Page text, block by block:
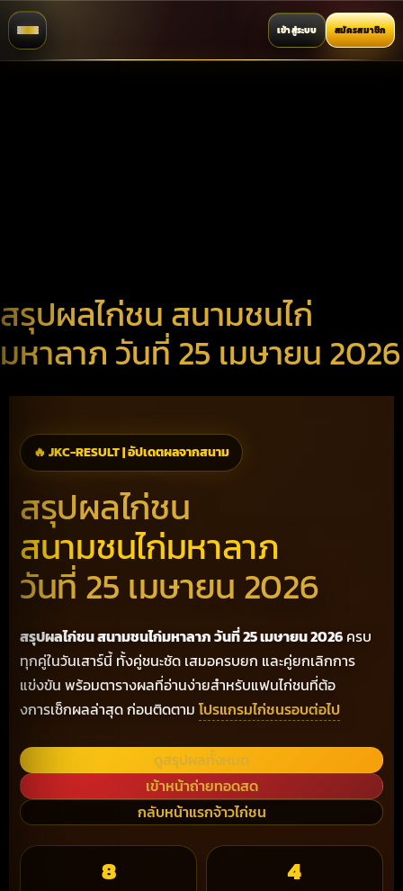
เข้าสู่ระบบ สมัครสมาชิก
สรุปผลไก่ชน สนามชนไก่
มหาลาภ วันที่ 25 เมษายน 2026
🔥 JKC-RESULT | อัปเดตผลจากสนาม
สรุปผลไก่ชน
สนามชนไก่มหาลาภ
วันที่ 25 เมษายน 2026
สรุปผลไก่ชน สนามชนไก่มหาลาภ วันที่ 25 เมษายน 2026 ครบ
ทุกคู่ในวันเสาร์นี้ ทั้งคู่ชนะชัด เสมอครบยก และคู่ยกเลิกการ
แข่งขัน พร้อมตารางผลที่อ่านง่ายสำหรับแฟนไก่ชนที่ต้อ
งการเช็กผลล่าสุด ก่อนติดตามโปรแกรมไก่ชนรอบต่อไป
ดูสรุปผลทั้งหมด
เข้าหน้าถ่ายทอดสด
กลับหน้าแรกจ้าวไก่ชน
8 4